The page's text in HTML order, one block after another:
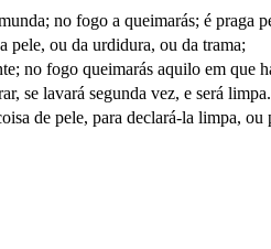
no fogo a queimarás; é praga
pele, ou da urdidura, ou da trama;
no fogo queimarás aquilo em que
se lavará segunda vez, e será limpa.
de pele, para declará-la limpa, ou